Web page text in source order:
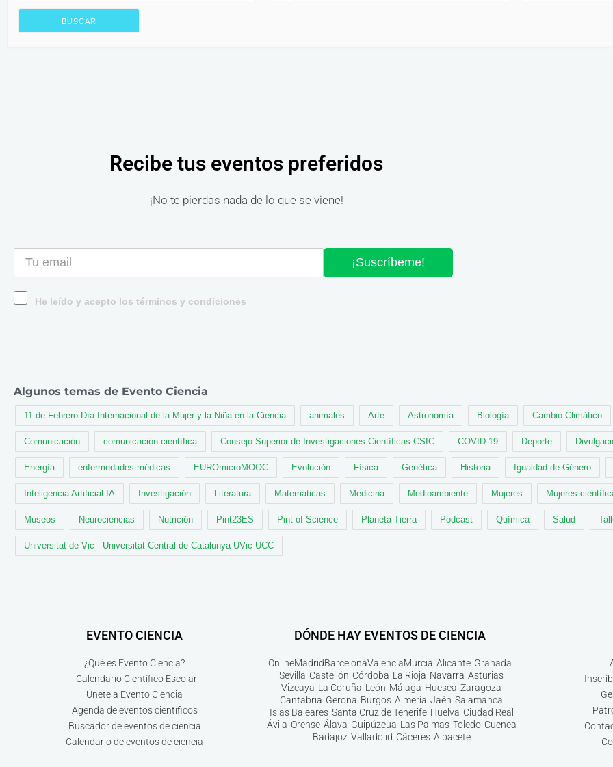
Recibe tus eventos preferidos
¡No te pierdas nada de lo que se viene!
¡Suscríbeme!
He leído y acepto los términos y condiciones
Algunos temas de Evento Ciencia
11 de Febrero Día Internacional de la Mujer y la Niña en la Ciencia animales Arte Astronomía Biología Cambio Climático
Comunicación comunicación científica Consejo Superior de Investigaciones Científicas CSIC COVID-19 Deporte
Energía enfermedades médicas EUROmicroMOOC Evolución Física Genética Historia Igualdad de Género
Inteligencia Artificial IA Investigación Literatura Matemáticas Medicina Medioambiente Mujeres Mujeres
Museos Neurociencias Nutrición Pint23ES Pint of Science Planeta Tierra Podcast Química Salud
Universitat de Vic - Universitat Central de Catalunya UVic-UCC
EVENTO CIENCIA
¿Qué es Evento Ciencia?
Calendario Científico Escolar
Únete a Evento Ciencia
Agenda de eventos científicos
Buscador de eventos de ciencia
Calendario de eventos de ciencia
DÓNDE HAY EVENTOS DE CIENCIA
OnlineMadridBarcelonaValenciaMurcia Alicante Granada
Sevilla Castellón Córdoba La Rioja Navarra Asturias
Vizcaya La Coruña León Málaga Huesca Zaragoza
Cantabria Gerona Burgos Almería Jaén Salamanca
Islas Baleares Santa Cruz de Tenerife Huelva Ciudad Real
Ávila Orense Álava Guipúzcua Las Palmas Toledo Cuenca
Badajoz Valladolid Cáceres Albacete